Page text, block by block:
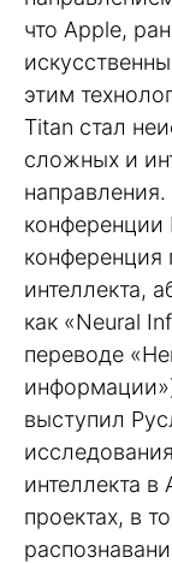
что Apple,
этим
Titan стал
сложных и
конференции
конференция
интеллекта,
как «Neural
переводе
выступил
интеллекта в
проектах, в